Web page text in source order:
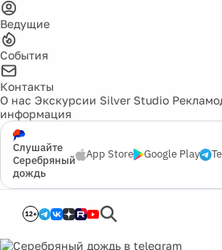
Ведущие
События
Контакты
О нас Экскурсии Silver Studio
информация
Слушайте
Серебряный
дождь
App Store Google Play
12+